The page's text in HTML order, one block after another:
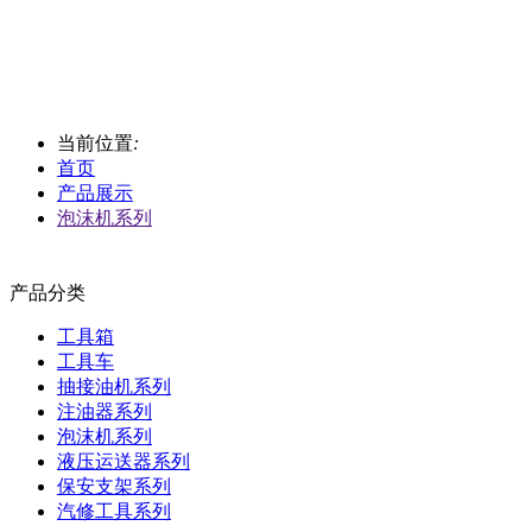
当前位置:
首页
产品展示
泡沫机系列
产品分类
工具箱
工具车
抽接油机系列
注油器系列
泡沫机系列
液压运送器系列
保安支架系列
汽修工具系列